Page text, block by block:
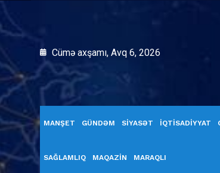
Cümə axşamı, Avq 6, 2026
MANŞET GÜNDƏM SİYASƏT İQTİSADİYYAT
SAĞLAMLIQ MAQAZİN MARAQLI